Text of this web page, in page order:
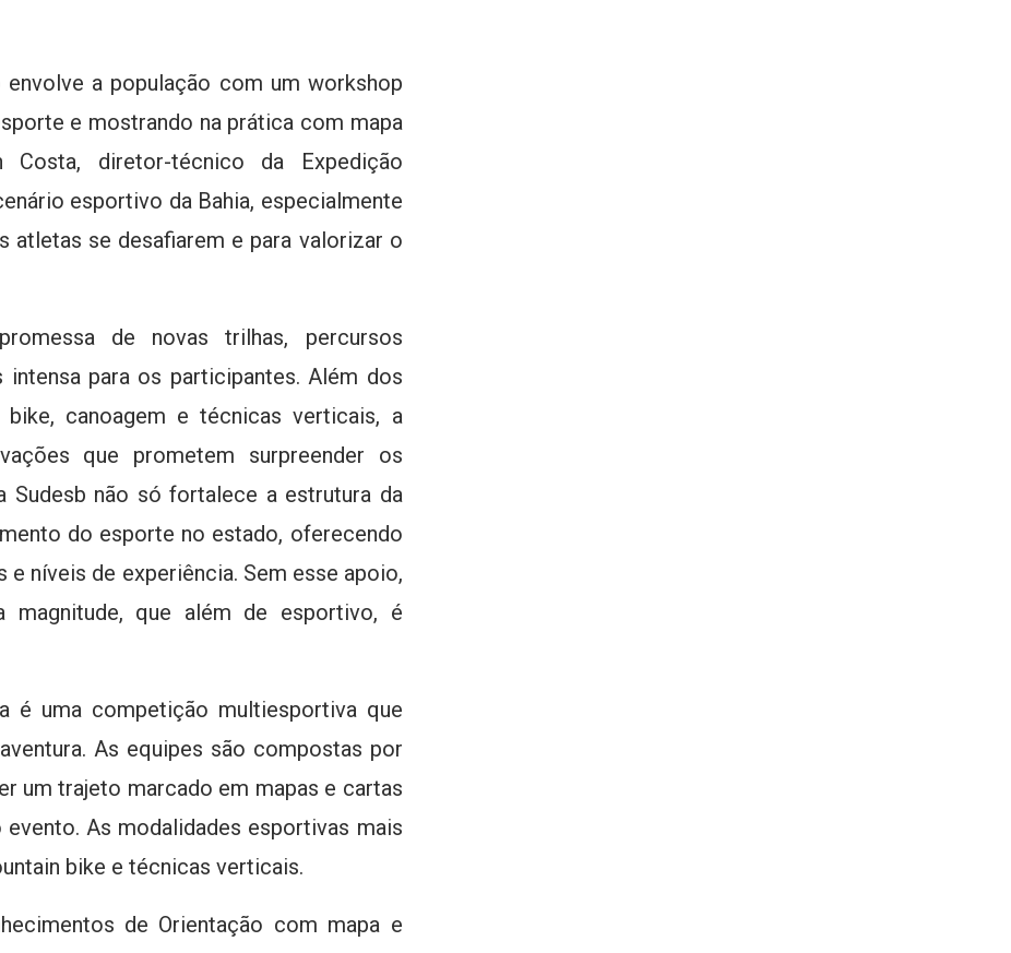
a população com um workshop
e mostrando na prática com mapa
diretor-técnico da Expedição
esportivo da Bahia, especialmente
atletas se desafiarem e para valorizar o
de novas trilhas, percursos
para os participantes. Além dos
canoagem e técnicas verticais, a
que prometem surpreender os
não só fortalece a estrutura da
do esporte no estado, oferecendo
níveis de experiência. Sem esse apoio,
magnitude, que além de esportivo, é
é uma competição multiesportiva que
As equipes são compostas por
um trajeto marcado em mapas e cartas
As modalidades esportivas mais
bike e técnicas verticais.
de Orientação com mapa e